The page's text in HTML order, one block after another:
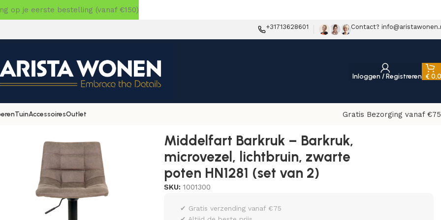
+31713628601 Contact?
Inloggen / Registreren €
TuinAccessoiresOutlet
Gratis Bezorging vanaf
Middelfart Barkruk – Barkruk,
microvezel, lichtbruin, zwarte
poten HN1281 (set van 2)
SKU:1001300
✔ Gratis verzending vanaf €75
op je eerste bestelling (vanaf €150)